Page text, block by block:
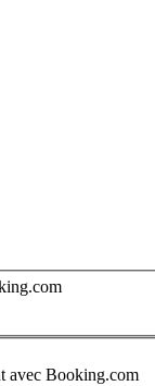
avec Booking.com